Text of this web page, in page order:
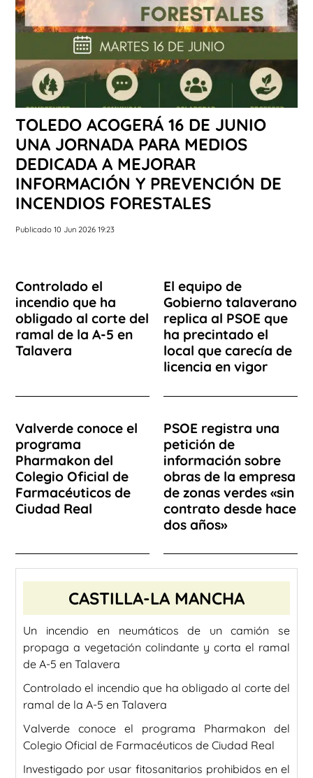
TOLEDO ACOGERÁ 16 DE JUNIO
UNA JORNADA PARA MEDIOS
DEDICADA A MEJORAR
INFORMACIÓN Y PREVENCIÓN DE
INCENDIOS FORESTALES
Publicado 10 Jun 2026 19:23
Controlado el
incendio que ha
obligado al corte del
ramal de la A-5 en
Talavera
El equipo de
Gobierno talaverano
replica al PSOE que
ha precintado el
local que carecía de
licencia en vigor
Valverde conoce el
programa
Pharmakon del
Colegio Oficial de
Farmacéuticos de
Ciudad Real
PSOE registra una
petición de
información sobre
obras de la empresa
de zonas verdes «sin
contrato desde hace
dos años»
CASTILLA-LA MANCHA
Un incendio en neumáticos de un camión se
propaga a vegetación colindante y corta el ramal
de A-5 en Talavera
Controlado el incendio que ha obligado al corte del
ramal de la A-5 en Talavera
Valverde conoce el programa Pharmakon del
Colegio Oficial de Farmacéuticos de Ciudad Real
Investigado por usar fitosanitarios prohibidos en el